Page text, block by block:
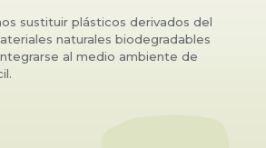
sustituir plásticos derivados del
naturales biodegradables
al medio ambiente de